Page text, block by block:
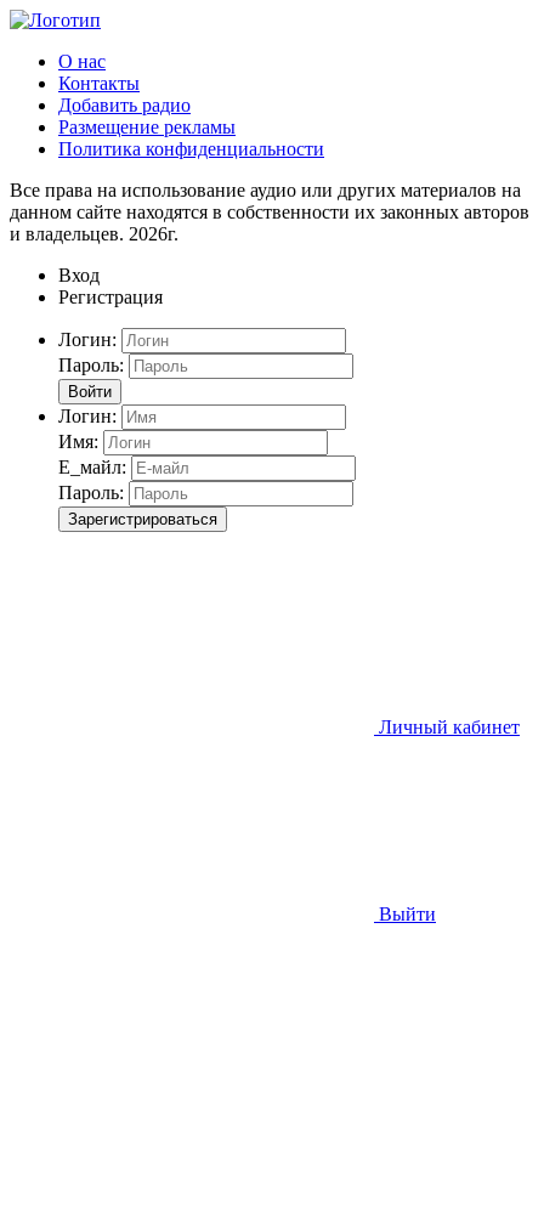
О нас
Контакты
Добавить радио
Размещение рекламы
Политика конфиденциальности
Все права на использование аудио или других материалов на
данном сайте находятся в собственности их законных авторов
и владельцев. 2026г.
Вход
Регистрация
Логин:
Пароль:
Войти
Логин:
Имя:
Е_майл:
Пароль:
Зарегистрироваться
Личный кабинет
Выйти